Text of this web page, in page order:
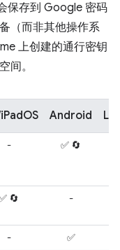
保存到 Google 密码
（而非其他操作系
上创建的通行密钥
间。
Android
- ✅ 🔄
🔄 -
- ✅